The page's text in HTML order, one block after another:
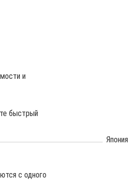
и
быстрый
Япония
с одного